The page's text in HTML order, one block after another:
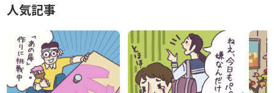
人気記事